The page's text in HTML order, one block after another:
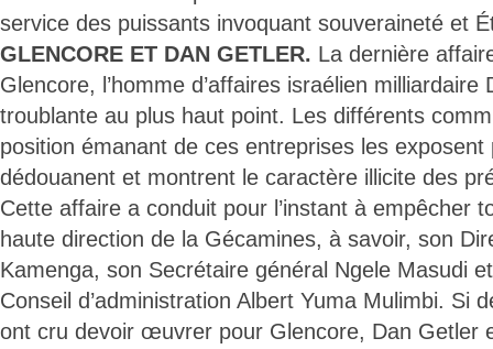
service des puissants invoquant souveraineté et
GLENCORE ET DAN GETLER. La dernière
Glencore, l’homme d’affaires israélien milliardaire
troublante au plus haut point. Les différents
position émanant de ces entreprises les exposent
dédouanent et montrent le caractère illicite des
Cette affaire a conduit pour l’instant à empêcher
haute direction de la Gécamines, à savoir, son
Kamenga, son Secrétaire général Ngele Masudi
Conseil d’administration Albert Yuma Mulimbi. Si
ont cru devoir œuvrer pour Glencore, Dan Getler